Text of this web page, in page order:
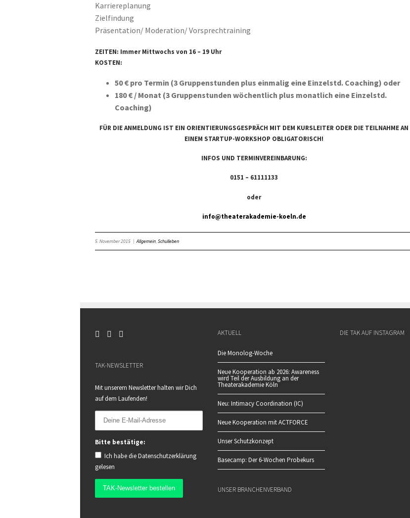
Karriereplanung
Zielfindung
Präsentation/ Moderation/ Vorsprechtraining
ZEITEN: Immer Mittwochs von 16 – 19 Uhr
KOSTEN:
50 € pro Termin (3 Gruppenstunden plus einmalig eine Einzelstd. Coaching) oder
180 € / Monat (3 Gruppenstunden wöchentlich plus monatlich eine Einzelstd.
Coaching)
FÜR DIE ANMELDUNG IST EIN ORIENTIERUNGSGESPRÄCH MIT DEM KURSLEITER ODER DIE TEILNAHME AN
EINEM STARTUP-WORKSHOP OBLIGATORISCH!
INFOS UND TERMINVEREINBARUNG:
0151 – 61111133
oder
info@theaterakademie-koeln.de
5. November 2015 | Allgemein,Schulleben
TAK-NEWSLETTER
Mit unserem Newsletter halten wir Dich
auf dem Laufenden!
Bitte bestätige:
Ich habe dieDatenschutzerklärung
gelesen
AKTUELL
Die Monolog-Woche
Neue Kooperation ab 2026: Awareness
wird Teil der Ausbildung an der
Theaterakademie Köln
Neu: Intimacy Coordination (IC)
Neue Kooperation mit ACTFORCE
Unser Schutzkonzept
Basecamp: Der 6-Wochen Probekurs
UNSER BRANCHENVERBAND
DIE TAK AUF INSTAGRAM